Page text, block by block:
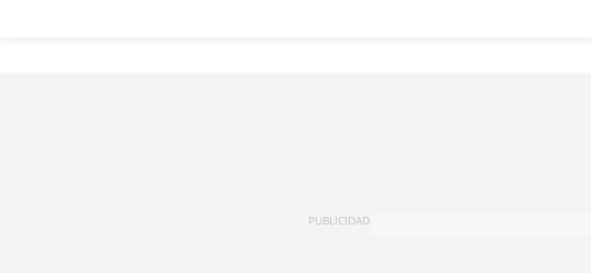
PUBLICIDAD